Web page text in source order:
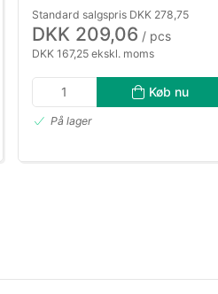
Standard salgspris DKK 278,75
DKK 209,06 / pcs
DKK 167,25 ekskl. moms
Køb nu
På lager